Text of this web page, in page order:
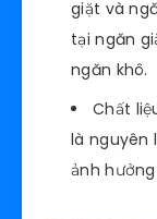
giặt và
tại ngăn
ngăn khô.
Chất
là nguyên
ảnh